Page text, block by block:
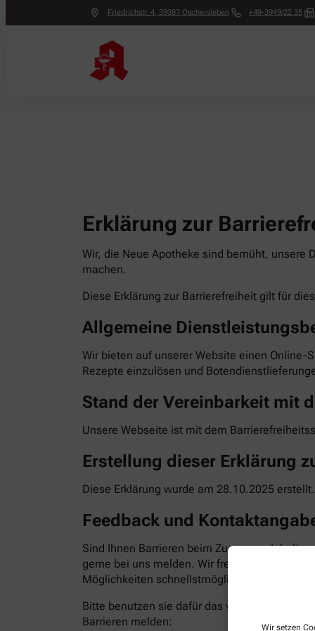
Wir setzen
Friedrichstr. 4, 39387 Oschersleben +49-3949/22 35
Erklärung zur
Wir, die Neue Apotheke sind bemüht, unsere
machen.
Diese Erklärung zur Barrierefreiheit gilt für
Allgemeine
Wir bieten auf unserer Website einen Online-
Rezepte einzulösen und
Stand der Vereinbarkeit mit
Unsere Webseite ist mit dem
Erstellung dieser Erklärung
Diese Erklärung wurde am 28.10.2025
Feedback und
Sind Ihnen Barrieren beim Zugang zu
gerne bei uns melden. Wir freuen uns auf Ihr
Möglichkeiten schnellstmöglich zu beheben.
Bitte benutzen sie dafür das vorgesehene
Barrieren melden: